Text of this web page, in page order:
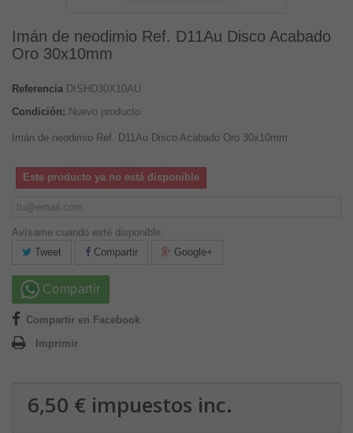
Imán de neodimio Ref. D11Au Disco Acabado
Oro 30x10mm
Referencia DISHD30X10AU
Condición: Nuevo producto
Imán de neodimio Ref. D11Au Disco Acabado Oro 30x10mm
Este producto ya no está disponible
Avísame cuando esté disponible
Tweet
Compartir Google+
Compartir
Compartir en Facebook
Imprimir
6,50 € impuestos inc.